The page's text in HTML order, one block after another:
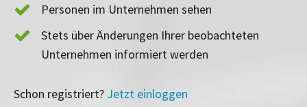
Personen im Unternehmen sehen
Stets über Änderungen Ihrer beobachteten
Unternehmen informiert werden
Schon registriert? Jetzt einloggen